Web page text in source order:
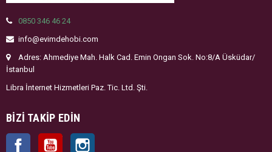
0850 346 46 24
info@evimdehobi.com
Adres: Ahmediye Mah. Halk Cad. Emin Ongan Sok. No:8/A Üsküdar/
İstanbul
Libra İnternet Hizmetleri Paz. Tic. Ltd. Şti.
BIZI TAKIP EDIN
Facebook YouTube